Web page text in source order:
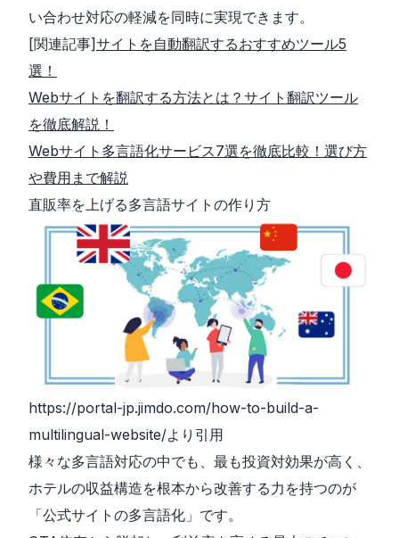
い合わせ対応の軽減を同時に実現できます。
[関連記事]サイトを自動翻訳するおすすめツール5
選！
Webサイトを翻訳する方法とは？サイト翻訳ツール
を徹底解説！
Webサイト多言語化サービス7選を徹底比較！選び方
や費用まで解説
直販率を上げる多言語サイトの作り方
https://portal-jp.jimdo.com/how-to-build-a-
multilingual-website/より引用
様々な多言語対応の中でも、最も投資対効果が高く、
ホテルの収益構造を根本から改善する力を持つのが
「公式サイトの多言語化」です。